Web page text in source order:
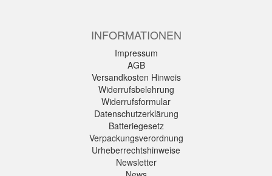
INFORMATIONEN
Impressum
AGB
Versandkosten Hinweis
Widerrufsbelehrung
Widerrufsformular
Datenschutzerklärung
Batteriegesetz
Verpackungsverordnung
Urheberrechtshinweise
Newsletter